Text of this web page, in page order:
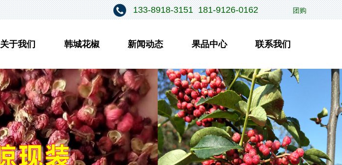
133-8918-3151 181-9126-0162 团购
关于我们 韩城花椒 新闻动态 果品中心 联系我们